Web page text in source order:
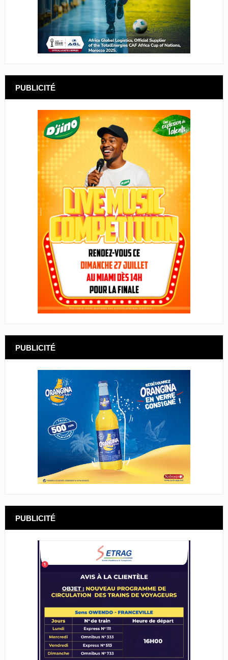
PUBLICITÉ
PUBLICITÉ
PUBLICITÉ